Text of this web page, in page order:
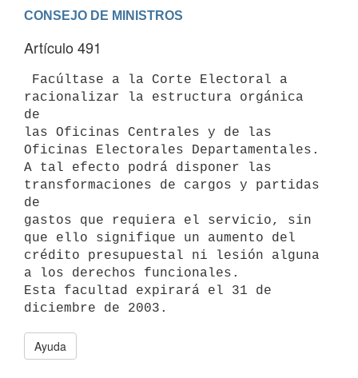
CONSEJO DE MINISTROS
Artículo 491
racionalizar la estructura orgánica
de
las Oficinas Centrales y de las
Oficinas Electorales Departamentales.
A tal efecto podrá disponer las
transformaciones de cargos y partidas
de
gastos que requiera el servicio, sin
que ello signifique un aumento del
crédito presupuestal ni lesión alguna
a los derechos funcionales.
Esta facultad expirará el 31 de
Ayuda